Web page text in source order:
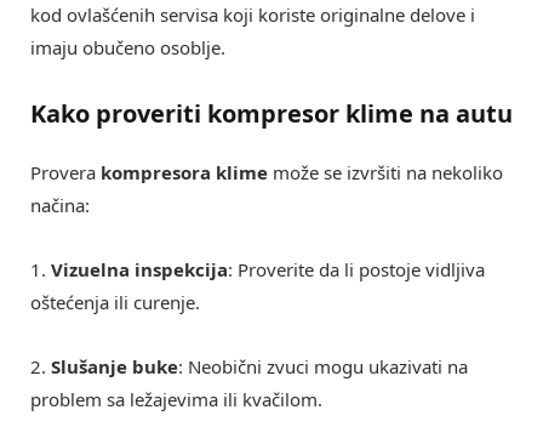
kod ovlašćenih servisa koji koriste originalne delove i
imaju obučeno osoblje.
Kako proveriti kompresor klime na autu
Provera kompresora klime može se izvršiti na nekoliko
načina:
1. Vizuelna inspekcija: Proverite da li postoje vidljiva
oštećenja ili curenje.
2. Slušanje buke: Neobični zvuci mogu ukazivati na
problem sa ležajevima ili kvačilom.